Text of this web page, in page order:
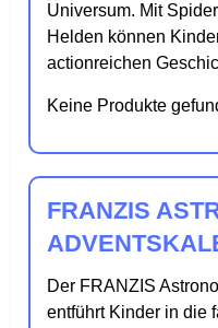
Universum. Mit
Helden können
actionreichen
Keine Produkte
FRANZIS
Der FRANZIS
entführt Kinder in die